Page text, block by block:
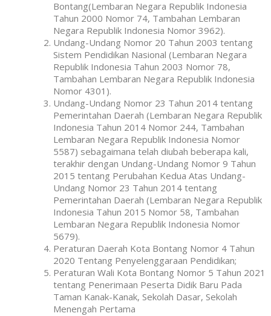
Bontang(Lembaran Negara Republik Indonesia
Tahun 2000 Nomor 74, Tambahan Lembaran
Negara Republik Indonesia Nomor 3962).
Undang-Undang Nomor 20 Tahun 2003 tentang
Sistem Pendidikan Nasional (Lembaran Negara
Republik Indonesia Tahun 2003 Nomor 78,
Tambahan Lembaran Negara Republik Indonesia
Nomor 4301).
Undang-Undang Nomor 23 Tahun 2014 tentang
Pemerintahan Daerah (Lembaran Negara Republik
Indonesia Tahun 2014 Nomor 244, Tambahan
Lembaran Negara Republik Indonesia Nomor
5587) sebagaimana telah diubah beberapa kali,
terakhir dengan Undang-Undang Nomor 9 Tahun
2015 tentang Perubahan Kedua Atas Undang-
Undang Nomor 23 Tahun 2014 tentang
Pemerintahan Daerah (Lembaran Negara Republik
Indonesia Tahun 2015 Nomor 58, Tambahan
Lembaran Negara Republik Indonesia Nomor
5679).
Peraturan Daerah Kota Bontang Nomor 4 Tahun
2020 Tentang Penyelenggaraan Pendidikan;
Peraturan Wali Kota Bontang Nomor 5 Tahun 2021
tentang Penerimaan Peserta Didik Baru Pada
Taman Kanak-Kanak, Sekolah Dasar, Sekolah
Menengah Pertama